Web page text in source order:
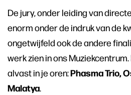
De jury, onder leiding van
enorm onder de indruk van de
ongetwijfeld ook de andere
werk zien in ons
alvast in je oren:Phasma Trio,
Malatya.